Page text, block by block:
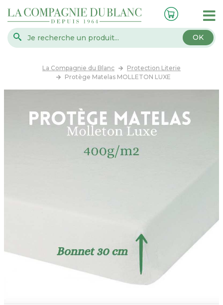
OK
La Compagnie du Blanc
Protection Literie
Protège Matelas MOLLETON LUXE